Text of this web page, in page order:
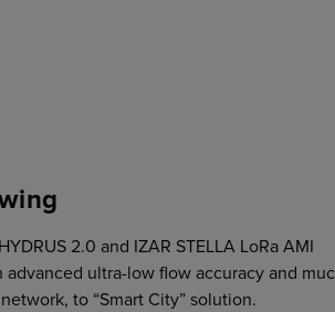
2.0 and IZAR STELLA LoRa AMI
ultra-low flow accuracy and
to “Smart City” solution.